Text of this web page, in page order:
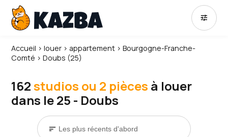
tune
Accueil ›louer › appartement ›Bourgogne-Franche-
Comté ›Doubs (25)
162studios ou 2 pièces à louer
dans le 25 - Doubs
sort